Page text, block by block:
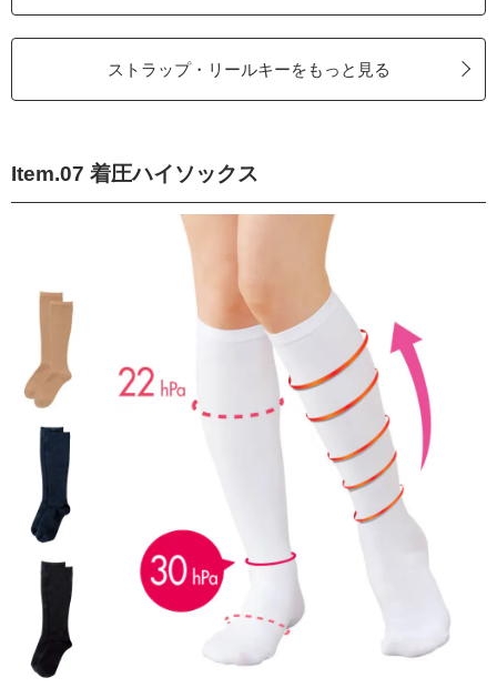
ストラップ・リールキーをもっと見る
Item.07 着圧ハイソックス